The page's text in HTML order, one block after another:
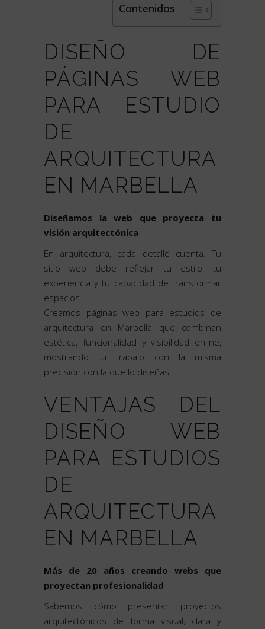
Contenidos
DISEÑO DE
PÁGINAS WEB
PARA ESTUDIO
DE
ARQUITECTURA
EN MARBELLA
Diseñamos la web que proyecta tu
visión arquitectónica
En arquitectura, cada detalle cuenta. Tu
sitio web debe reflejar tu estilo, tu
experiencia y tu capacidad de transformar
espacios.
Creamos páginas web para estudios de
arquitectura en Marbella que combinan
estética, funcionalidad y visibilidad online,
mostrando tu trabajo con la misma
precisión con la que lo diseñas.
VENTAJAS DEL
DISEÑO WEB
PARA ESTUDIOS
DE
ARQUITECTURA
EN MARBELLA
Más de 20 años creando webs que
proyectan profesionalidad
Sabemos cómo presentar proyectos
arquitectónicos de forma visual, clara y